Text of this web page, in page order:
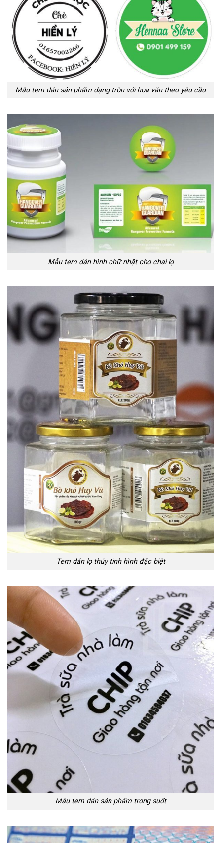
Mẫu tem dán sản phẩm dạng tròn với hoa văn theo yêu cầu
Mẫu tem dán hình chữ nhật cho chai lọ
Tem dán lọ thủy tinh hình đặc biệt
Mẫu tem dán sản phẩm trong suốt